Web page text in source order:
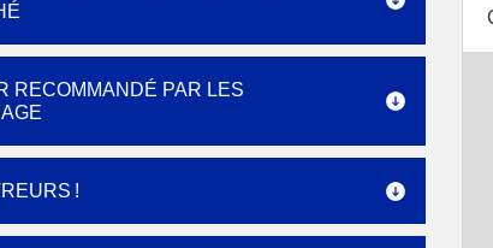
RECOMMANDÉ PAR LES
!